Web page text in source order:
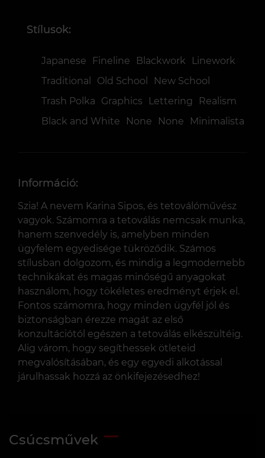
Stílusok:
Japanese Fineline Blackwork
Linework
Traditional
Old School
New School
Trash Polka
Graphics Lettering
Realism
Black and White
None None Minimalista
Információ:
Szia! A nevem Karina Sipos, és tetoválóművész
vagyok. Számomra a tetoválás nemcsak munka,
hanem szenvedély is, amelyben minden
ügyfelem egyedisége tükröződik. Számos
stílusban dolgozom, és mindig a legmodernebb
technikákat és magas minőségű anyagokat
használom, hogy tökéletes eredményt érjek el.
Fontos számomra, hogy minden ügyfél jól és
biztonságban érezze magát az első
konzultációtól egészen a tetoválás elkészültéig.
Alig várom, hogy segíthessek ötleteid
megvalósításában, és egy egyedi alkotással
járulhassak hozzá az önkifejezésedhez!
Csúcsművek